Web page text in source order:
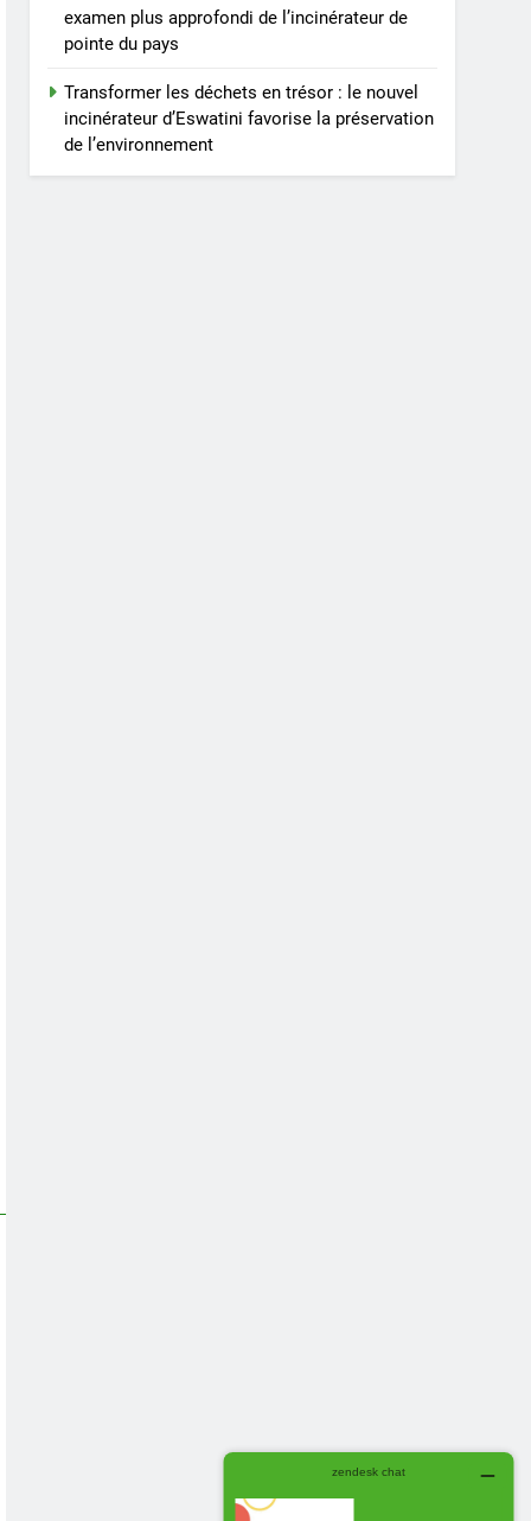
examen plus approfondi de l’incinérateur de
pointe du pays
Transformer les déchets en trésor : le nouvel
incinérateur d’Eswatini favorise la préservation
de l’environnement